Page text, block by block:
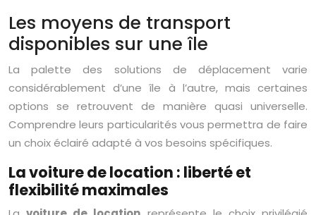
Les moyens de transport
disponibles sur une île
La palette des solutions de déplacement varie
considérablement d’une île à l’autre, mais certaines
options se retrouvent de manière quasi universelle.
Comprendre leurs particularités vous permettra de faire
un choix éclairé adapté à vos besoins spécifiques.
La voiture de location : liberté et
flexibilité maximales